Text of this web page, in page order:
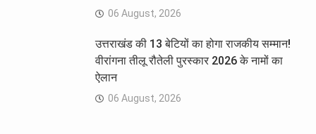
06 August, 2026
उत्तराखंड की 13 बेटियों का होगा राजकीय सम्मान!
वीरांगना तीलू रौतेली पुरस्कार 2026 के नामों का
ऐलान
06 August, 2026